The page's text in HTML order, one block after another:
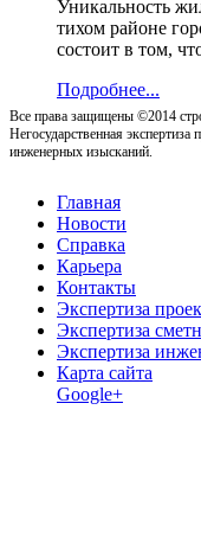
Уникальность
тихом районе
состоит в том,
Подробнее...
Все права защищены ©2014
Негосударственная экспертиза
инженерных изысканий.
Главная
Новости
Справка
Карьера
Контакты
Экспертиза
Экспертиза
Экспертиза
Карта сайта
Google+